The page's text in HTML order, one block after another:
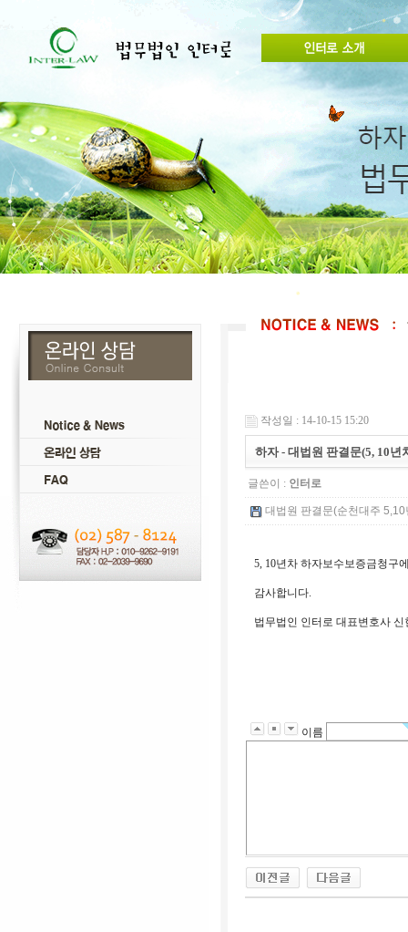
작성일 : 14-10-15 15:20
하자 - 대법원 판결문(5, 10년
글쓴이 : 인터로
대법원 판결문(순천대주
5, 10년차 하자보수보증금청구
감사합니다.
법무법인 인터로 대표변호사 신
이름